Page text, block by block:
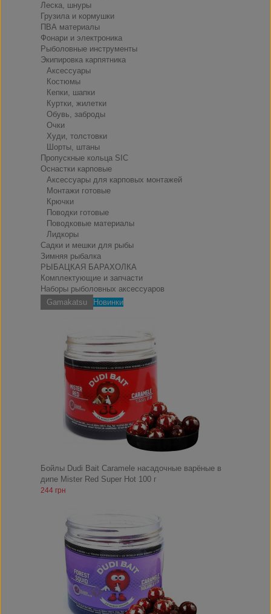
Леска, шнуры
Грузила и кормушки
ПВА материалы
Фонари и электроника
Рыболовные инструменты
Экипировка карпятника
Аксессуары
Костюмы
Кепки, шапки
Куртки, жилетки
Обувь, заброды
Очки
Худи, толстовки
Шорты, штаны
Пропускные кольца SIC
Оснастки карповые
Аксессуары для карповых монтажей
Монтажи готовые
Крючки
Поводки готовые
Поводковые материалы
Лидкоры
Садки и мешки для рыбы
Зимняя рыбалка
РЫБАЦКАЯ БАРАХОЛКА
Комплектующие и запчасти
Наборы рыболовных аксессуаров
Gamakatsu
Новинки
Бойлы Dudi Bait Caramele насадочные варёные в
дипе Mister Red Super Hot 100 г
244 грн